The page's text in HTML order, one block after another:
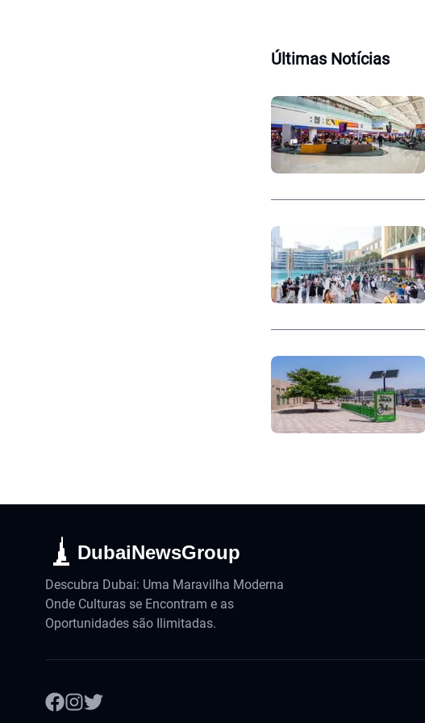
Últimas Notícias
DubaiNewsGroup
Descubra Dubai: Uma Maravilha Moderna
Onde Culturas se Encontram e as
Oportunidades são Ilimitadas.